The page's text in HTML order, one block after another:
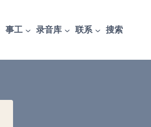
事工 录音库 联系 搜索